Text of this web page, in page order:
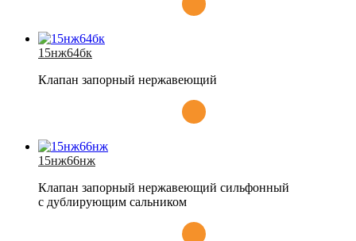
15нж64бк
Клапан запорный нержавеющий
15нж66нж
Клапан запорный нержавеющий сильфонный
с дублирующим сальником